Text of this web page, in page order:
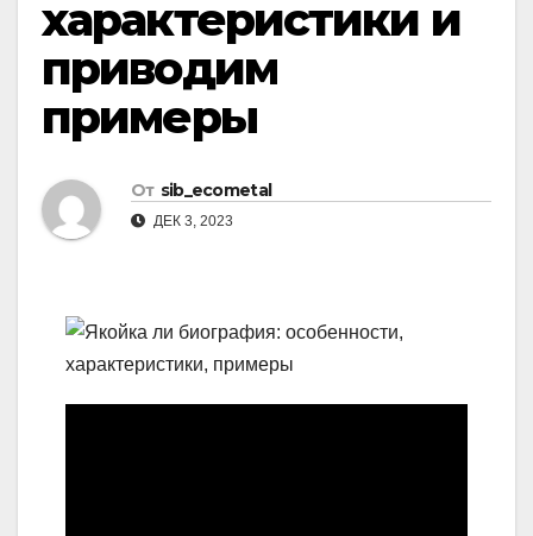
характеристики и
приводим
примеры
От sib_ecometal
ДЕК 3, 2023